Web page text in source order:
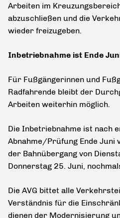
Arbeiten im
abzuschließen und die
wieder freizugeben.
Inbetriebnahme ist Ende
Für Fußgängerinnen und
Radfahrende bleibt der
Arbeiten weiterhin möglich.
Die Inbetriebnahme ist nach
Abnahme/Prüfung Ende Juni
der Bahnübergang von
Donnerstag 25. Juni,
Die AVG bittet alle
Verständnis für die
dienen der Modernisierung